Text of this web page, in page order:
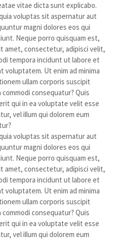
vitae dicta sunt explicabo.
voluptas sit aspernatur aut
magni dolores eos qui
Neque porro quisquam est,
amet, consectetur, adipisci velit,
tempora incidunt ut labore et
voluptatem. Ut enim ad minima
ullam corporis suscipit
consequatur? Quis
qui in ea voluptate velit esse
vel illum qui dolorem eum
voluptas sit aspernatur aut
magni dolores eos qui
Neque porro quisquam est,
amet, consectetur, adipisci velit,
tempora incidunt ut labore et
voluptatem. Ut enim ad minima
ullam corporis suscipit
consequatur? Quis
qui in ea voluptate velit esse
vel illum qui dolorem eum